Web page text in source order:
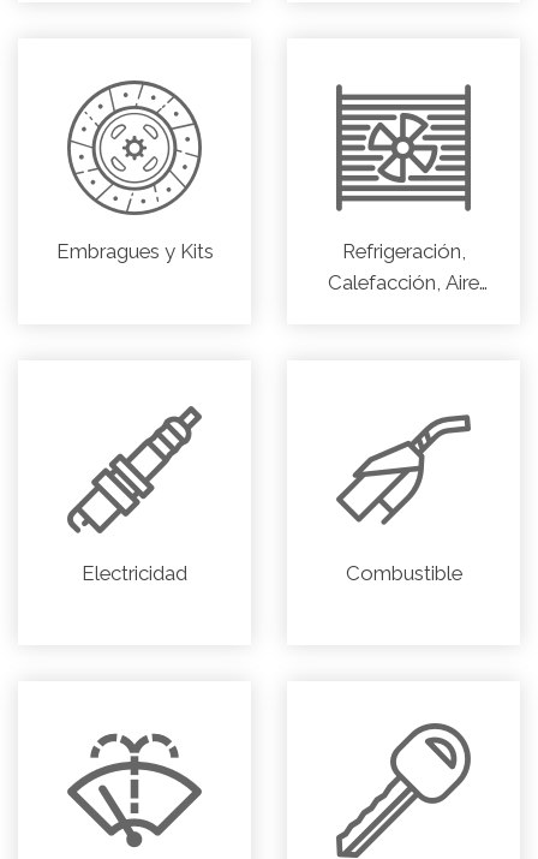
Embragues y Kits
Refrigeración,
Calefacción, Aire
Electricidad Combustible